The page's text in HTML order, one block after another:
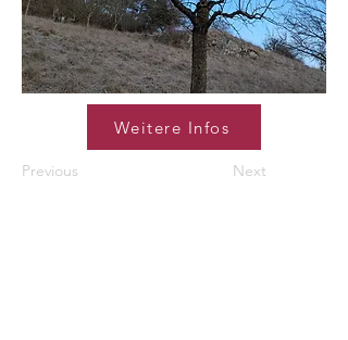
Weitere Infos
Previous Next